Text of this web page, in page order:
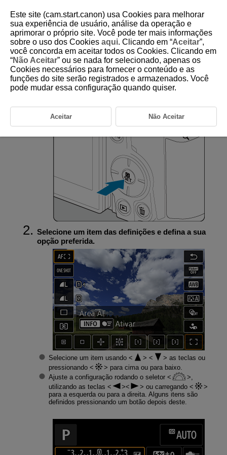
D180-025
Controlo Rápido
Pode selecionar direta e intuitivamente e ajustar as definições
Selecione um item das definições e defina a sua
opção preferida.
Selecione um item usando
as teclas ou
pressionando
para cima ou para baixo.
Ajuste a configuração rodando o seletor
,
utilizando as teclas
ou carregando
para a esquerda ou para a direita. Alguns itens são
definidos pressionando um botão depois deste.
Este site (cam.start.canon) usa Cookies para melhorar
sua experiência de usuário, análise da operação e
aprimorar o próprio site. Você pode ter mais informações
sobre o uso dos Cookies aqui. Clicando em “Aceitar”,
você concorda em aceitar todos os Cookies. Clicando em
“Não Aceitar” ou se nada for selecionado, apenas os
Cookies necessários para fornecer o conteúdo e as
funções do site serão registrados e armazenados. Você
pode mudar essa configuração quando quiser.
Aceitar Não Aceitar